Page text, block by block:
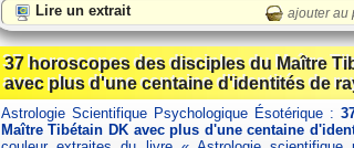
Lire un extrait
ajouter au
37 horoscopes des disciples du Maître
avec plus d'une centaine d'identités de
Astrologie Scientifique Psychologique Ésotérique :
Maître Tibétain DK avec plus d'une centaine